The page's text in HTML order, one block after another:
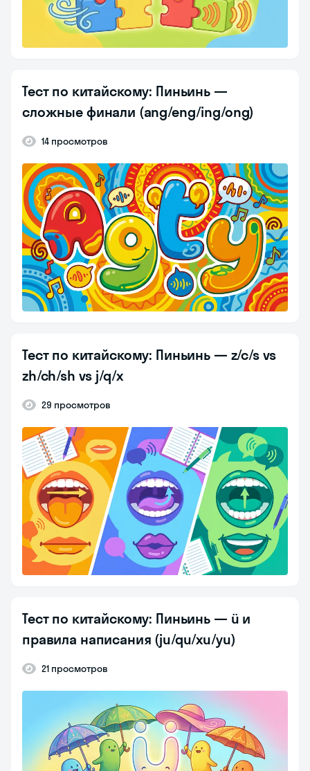
Тест по китайскому: Пиньинь —
сложные финали (ang/eng/ing/ong)
14 просмотров
Тест по китайскому: Пиньинь — z/c/s vs
zh/ch/sh vs j/q/x
29 просмотров
Тест по китайскому: Пиньинь — ü и
правила написания (ju/qu/xu/yu)
21 просмотров